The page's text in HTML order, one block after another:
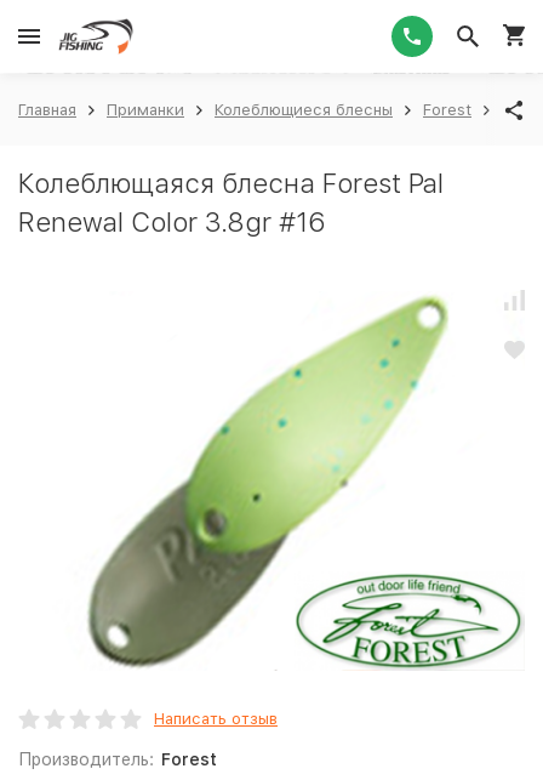
Главная Приманки Колеблющиеся блесны Forest
Колеблющаяся блесна Forest Pal
Renewal Color 3.8gr #16
Написать отзыв
Производитель: Forest